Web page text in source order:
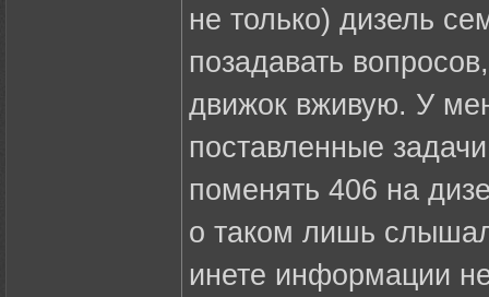
не только) дизель
позадавать
движок вживую. У
поставленные
поменять 406 на
о таком лишь
инете информации